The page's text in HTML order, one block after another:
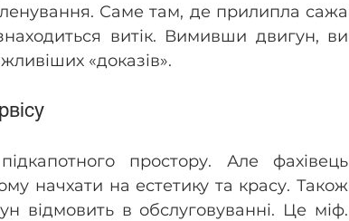
Саме там, де прилипла сажа
витік. Вимивши двигун, ви
«доказів».
простору. Але фахівець
начхати на естетику та красу. Також
відмовить в обслуговуванні. Це міф.